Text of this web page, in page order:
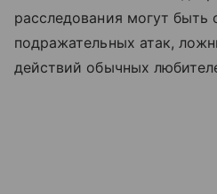
расследования могут
подражательных атак,
действий обычных